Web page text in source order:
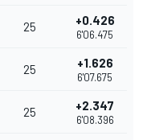
25 +0.426
6'06.475
25 +1.626
6'07.675
25 +2.347
6'08.396